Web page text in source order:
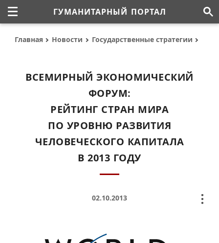
ГУМАНИТАРНЫЙ ПОРТАЛ
Главная Новости Государственные стратегии
ВСЕМИРНЫЙ ЭКОНОМИЧЕСКИЙ
ФОРУМ:
РЕЙТИНГ СТРАН МИРА
ПО УРОВНЮ РАЗВИТИЯ
ЧЕЛОВЕЧЕСКОГО КАПИТАЛА
В 2013 ГОДУ
02.10.2013